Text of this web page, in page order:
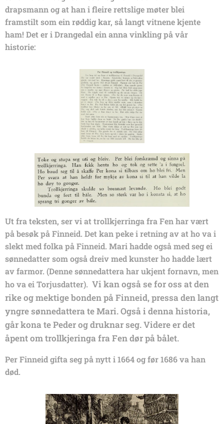
drapsmann og at han i fleire rettslige møter blei
framstilt som ein røddig kar, så langt vitnene kjente
ham! Det er i Drangedal ein anna vinkling på vår
historie:
Ut fra teksten, ser vi at trollkjerringa fra Fen har vært
på besøk på Finneid. Det kan peke i retning av at ho va i
slekt med folka på Finneid. Mari hadde også med seg ei
sønnedatter som også dreiv med kunster ho hadde lært
av farmor. (Denne sønnedattera har ukjent fornavn, men
ho va ei Torjusdatter). Vi kan også se for oss at den
rike og mektige bonden på Finneid, pressa den langt
yngre sønnedattera te Mari.Også i denna historia,
går kona te Peder og druknar seg. Videre er det
åpent om trollkjeringa fra Fen dør på bålet.
Per Finneid gifta seg på nytt i 1664 og før 1686 va han
død.